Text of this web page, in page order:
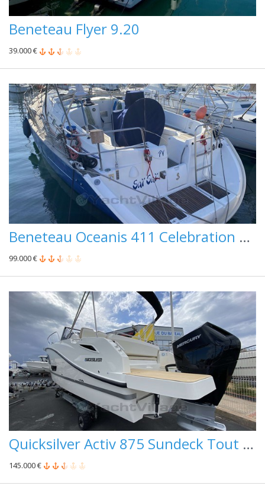
Beneteau Flyer 9.20
39.000 €
Beneteau Oceanis 411 Celebration Performance
99.000 €
Quicksilver Activ 875 Sundeck Tout Equipe Pret A Partir
145.000 €